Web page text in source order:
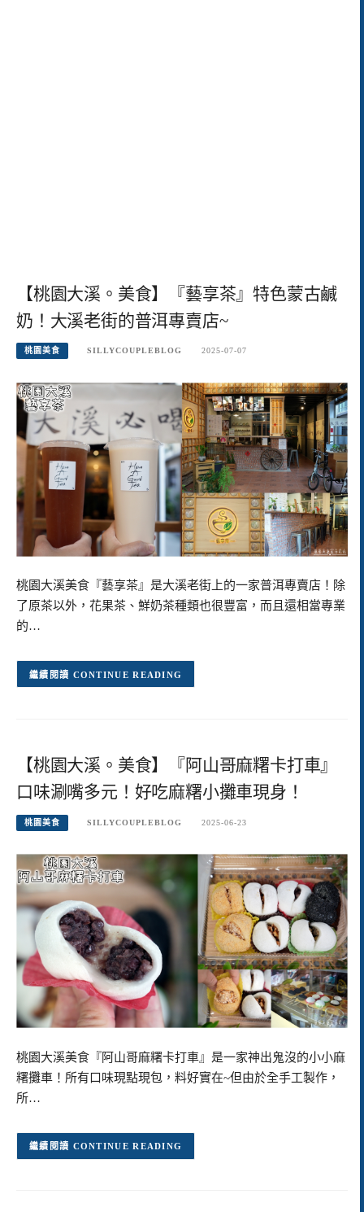
【桃園大溪。美食】『藝享茶』特色蒙古鹹
奶！大溪老街的普洱專賣店~
桃園美食 SILLYCOUPLEBLOG 2025-07-07
桃園大溪美食『藝享茶』是大溪老街上的一家普洱專賣店！除
了原茶以外，花果茶、鮮奶茶種類也很豐富，而且還相當專業
的…
CONTINUE READING
【桃園大溪。美食】『阿山哥麻糬卡打車』
口味涮嘴多元！好吃麻糬小攤車現身！
桃園美食 SILLYCOUPLEBLOG 2025-06-23
桃園大溪美食『阿山哥麻糬卡打車』是一家神出鬼沒的小小麻
糬攤車！所有口味現點現包，料好實在~但由於全手工製作，
所…
CONTINUE READING